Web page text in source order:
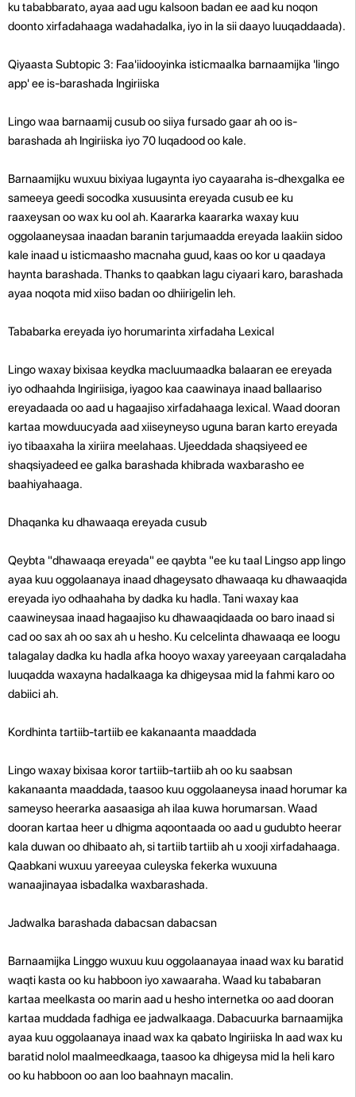
ku tababbarato, ayaa aad ugu kalsoon badan ee aad ku noqon
doonto xirfadahaaga wadahadalka, iyo in la sii daayo luuqaddaada).
Qiyaasta Subtopic 3: Faa'iidooyinka isticmaalka barnaamijka 'lingo
app' ee is-barashada Ingiriiska
Lingo waa barnaamij cusub oo siiya fursado gaar ah oo is-
barashada ah Ingiriiska iyo 70 luqadood oo kale.
Barnaamijku wuxuu bixiyaa lugaynta iyo cayaaraha is-dhexgalka ee
sameeya geedi socodka xusuusinta ereyada cusub ee ku
raaxeysan oo wax ku ool ah. Kaararka kaararka waxay kuu
oggolaaneysaa inaadan baranin tarjumaadda ereyada laakiin sidoo
kale inaad u isticmaasho macnaha guud, kaas oo kor u qaadaya
haynta barashada. Thanks to qaabkan lagu ciyaari karo, barashada
ayaa noqota mid xiiso badan oo dhiirigelin leh.
Tababarka ereyada iyo horumarinta xirfadaha Lexical
Lingo waxay bixisaa keydka macluumaadka balaaran ee ereyada
iyo odhaahda Ingiriisiga, iyagoo kaa caawinaya inaad ballaariso
ereyadaada oo aad u hagaajiso xirfadahaaga lexical. Waad dooran
kartaa mowduucyada aad xiiseyneyso uguna baran karto ereyada
iyo tibaaxaha la xiriira meelahaas. Ujeeddada shaqsiyeed ee
shaqsiyadeed ee galka barashada khibrada waxbarasho ee
baahiyahaaga.
Dhaqanka ku dhawaaqa ereyada cusub
Qeybta "dhawaaqa ereyada" ee qaybta "ee ku taal Lingso app lingo
ayaa kuu oggolaanaya inaad dhageysato dhawaaqa ku dhawaaqida
ereyada iyo odhaahaha by dadka ku hadla. Tani waxay kaa
caawineysaa inaad hagaajiso ku dhawaaqidaada oo baro inaad si
cad oo sax ah oo sax ah u hesho. Ku celcelinta dhawaaqa ee loogu
talagalay dadka ku hadla afka hooyo waxay yareeyaan carqaladaha
luuqadda waxayna hadalkaaga ka dhigeysaa mid la fahmi karo oo
dabiici ah.
Kordhinta tartiib-tartiib ee kakanaanta maaddada
Lingo waxay bixisaa koror tartiib-tartiib ah oo ku saabsan
kakanaanta maaddada, taasoo kuu oggolaaneysa inaad horumar ka
sameyso heerarka aasaasiga ah ilaa kuwa horumarsan. Waad
dooran kartaa heer u dhigma aqoontaada oo aad u gudubto heerar
kala duwan oo dhibaato ah, si tartiib tartiib ah u xooji xirfadahaaga.
Qaabkani wuxuu yareeyaa culeyska fekerka wuxuuna
wanaajinayaa isbadalka waxbarashada.
Jadwalka barashada dabacsan dabacsan
Barnaamijka Linggo wuxuu kuu oggolaanayaa inaad wax ku baratid
waqti kasta oo ku habboon iyo xawaaraha. Waad ku tababaran
kartaa meelkasta oo marin aad u hesho internetka oo aad dooran
kartaa muddada fadhiga ee jadwalkaaga. Dabacuurka barnaamijka
ayaa kuu oggolaanaya inaad wax ka qabato Ingiriiska In aad wax ku
baratid nolol maalmeedkaaga, taasoo ka dhigeysa mid la heli karo
oo ku habboon oo aan loo baahnayn macalin.